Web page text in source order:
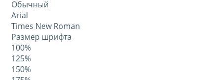
Обычный
Arial
Times New Roman
Размер шрифта
100%
125%
150%